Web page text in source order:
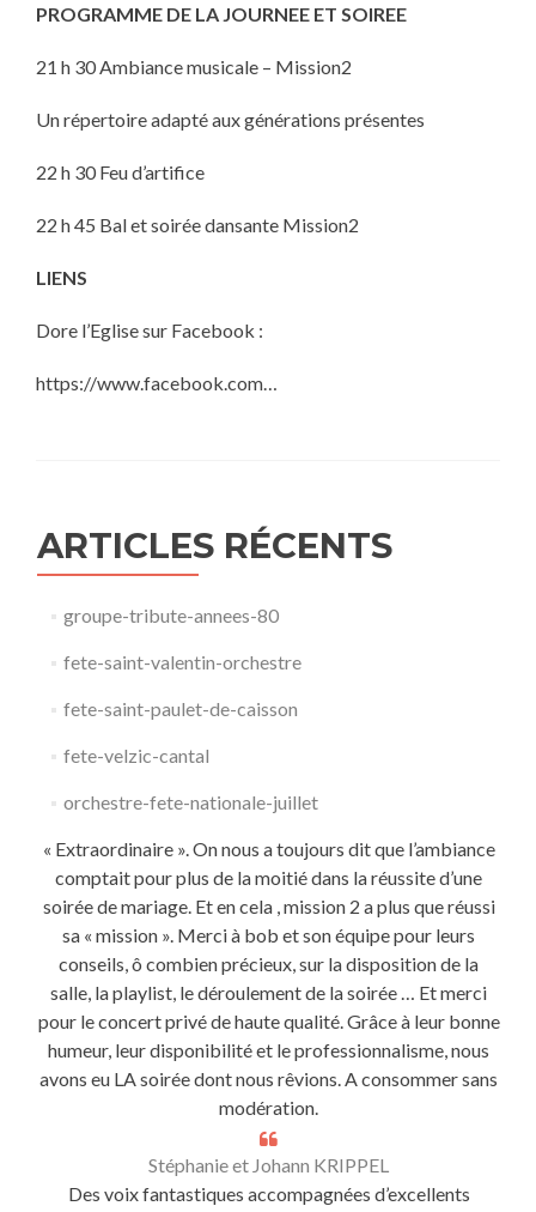
PROGRAMME DE LA JOURNEE ET SOIREE
21 h 30 Ambiance musicale – Mission2
Un répertoire adapté aux générations présentes
22 h 30 Feu d’artifice
22 h 45 Bal et soirée dansante Mission2
LIENS
Dore l’Eglise sur Facebook :
https://www.facebook.com…
ARTICLES RÉCENTS
groupe-tribute-annees-80​
fete-saint-valentin-orchestre
fete-saint-paulet-de-caisson
fete-velzic-cantal
orchestre-fete-nationale-juillet
« Extraordinaire ». On nous a toujours dit que l’ambiance
comptait pour plus de la moitié dans la réussite d’une
soirée de mariage. Et en cela , mission 2 a plus que réussi
sa « mission ». Merci à bob et son équipe pour leurs
conseils, ô combien précieux, sur la disposition de la
salle, la playlist, le déroulement de la soirée … Et merci
pour le concert privé de haute qualité. Grâce à leur bonne
humeur, leur disponibilité et le professionnalisme, nous
avons eu LA soirée dont nous rêvions. A consommer sans
modération.
Stéphanie et Johann KRIPPEL
Des voix fantastiques accompagnées d’excellents